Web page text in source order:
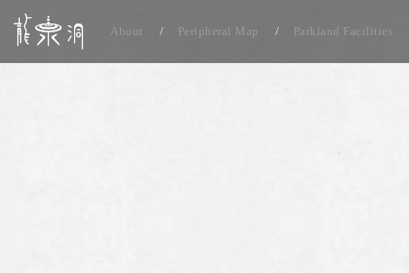
About Peripheral Map Parkland Facilities